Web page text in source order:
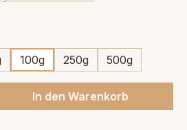
100g 250g 500g
Gib den
In den Warenkorb